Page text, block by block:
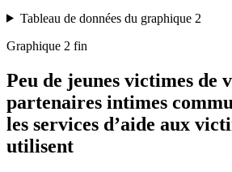
Tableau de données du graphique 2
Graphique 2 fin
Peu de jeunes victimes de
partenaires intimes
les services d’aide aux
utilisent